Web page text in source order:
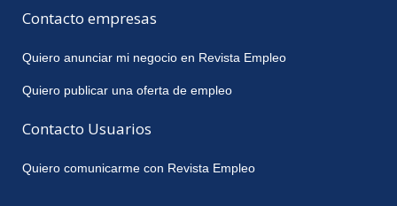
Contacto empresas
Quiero anunciar mi negocio en Revista Empleo
Quiero publicar una oferta de empleo
Contacto Usuarios
Quiero comunicarme con Revista Empleo